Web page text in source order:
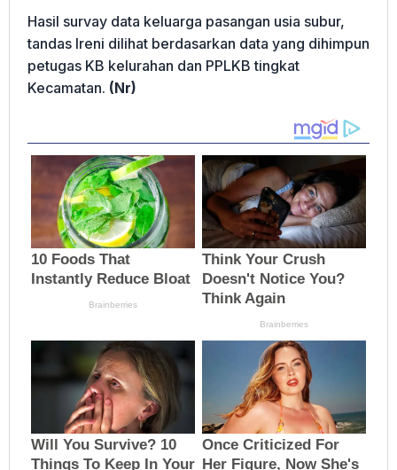
Hasil survay data keluarga pasangan usia subur,
tandas Ireni dilihat berdasarkan data yang dihimpun
petugas KB kelurahan dan PPLKB tingkat
Kecamatan. (Nr)